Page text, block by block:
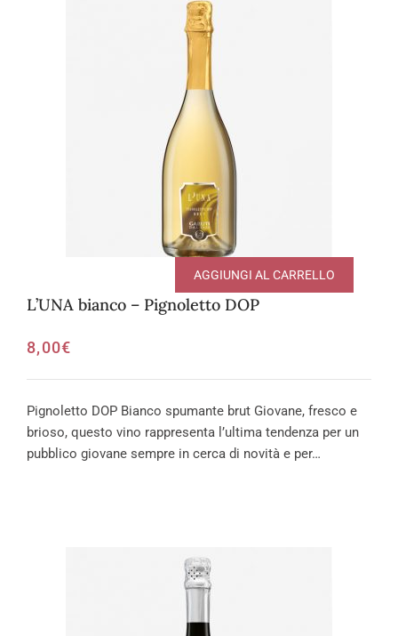
L’UNA bianco – Pignoletto DOP
8,00€
AGGIUNGI AL CARRELLO
Pignoletto DOP Bianco spumante brut Giovane, fresco e
brioso, questo vino rappresenta l’ultima tendenza per un
pubblico giovane sempre in cerca di novità e per…